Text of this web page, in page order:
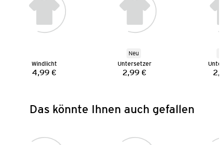
Windlicht
Preis:
4,99 €
Neu
Untersetzer
Preis:
2,99 €
Das könnte Ihnen auch gefallen